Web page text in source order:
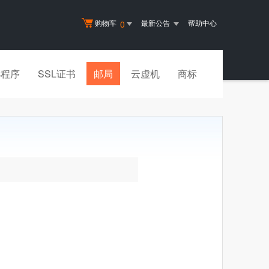
购物车 0 最新公告 帮助中心
序 SSL证书 邮局 云虚机 商标